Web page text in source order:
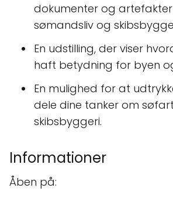
dokumenter og
sømandsliv og
En udstilling, der viser
haft betydning for byen
En mulighed for at
dele dine tanker om
skibsbyggeri.
Informationer
Åben på: